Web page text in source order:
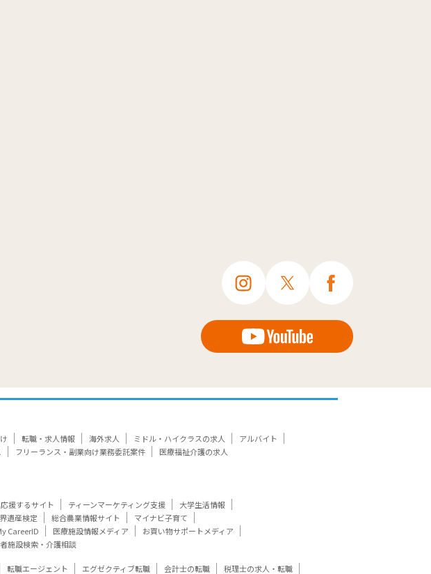
転職・求人情報 海外求人 ミドル・ハイクラスの求人
アルバイト
フリーランス・副業向け業務委託案件 医療福祉介護の求人
援するサイト ティーンマーケティング支援
大学生活情報
遺産検定 総合農業情報サイト
マイナビ子育て
CareerID 医療施設情報メディア
お買い物サポートメディア
施設検索・介護相談
転職エージェント エグゼクティブ転職 会計士の転職 税理士の求人・転職